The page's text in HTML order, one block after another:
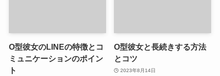
O型彼女のLINEの特徴とコ
ミュニケーションのポイン
ト
O型彼女と長続きする方法
とコツ
2023年8月14日